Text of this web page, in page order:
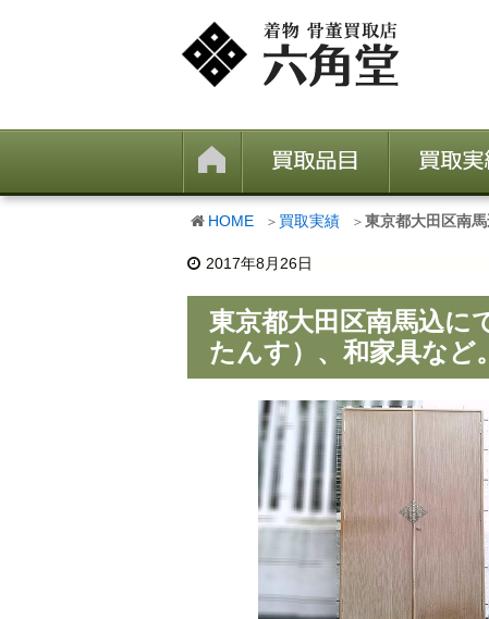
HOME 買取実績 東京都大田区南
2017年8月26日
東京都大田区南馬込に
たんす）、和家具など。